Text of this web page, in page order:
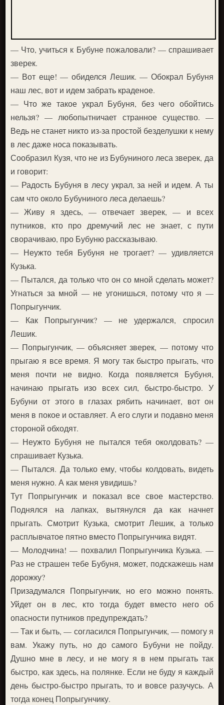
— Что, учиться к Бубуне пожаловали? — спрашивает
зверек.
— Вот еще! — обиделся Лешик. — Обокрал Бубуня
наш лес, вот и идем забрать краденое.
— Что же такое украл Бубуня, без чего обойтись
нельзя? — любопытничает странное существо. —
Ведь не станет никто из-за простой безделушки к нему
в лес даже носа показывать.
Сообразил Кузя, что не из Бубуниного леса зверек, да
и говорит:
— Радость Бубуня в лесу украл, за ней и идем. А ты
сам что около Бубуниного леса делаешь?
— Живу я здесь, — отвечает зверек, — и всех
путников, кто про дремучий лес не знает, с пути
сворачиваю, про Бубуню рассказываю.
— Неужто тебя Бубуня не трогает? — удивляется
Кузька.
— Пытался, да только что он со мной сделать может?
Угнаться за мной — не угонишься, потому что я —
Попрыгунчик.
— Как Попрыгунчик? — не удержался, спросил
Лешик.
— Попрыгунчик, — объясняет зверек, — потому что
прыгаю я все время. Я могу так быстро прыгать, что
меня почти не видно. Когда появляется Бубуня,
начинаю прыгать изо всех сил, быстро-быстро. У
Бубуни от этого в глазах рябить начинает, вот он
меня в покое и оставляет. А его слуги и подавно меня
стороной обходят.
— Неужто Бубуня не пытался тебя околдовать? —
спрашивает Кузька.
— Пытался. Да только ему, чтобы колдовать, видеть
меня нужно. А как меня увидишь?
Тут Попрыгунчик и показал все свое мастерство.
Поднялся на лапках, вытянулся да как начнет
прыгать. Смотрит Кузька, смотрит Лешик, а только
расплывчатое пятно вместо Попрыгунчика видят.
— Молодчина! — похвалил Попрыгунчика Кузька. —
Раз не страшен тебе Бубуня, может, подскажешь нам
дорожку?
Призадумался Попрыгунчик, но его можно понять.
Уйдет он в лес, кто тогда будет вместо него об
опасности путников предупреждать?
— Так и быть, — согласился Попрыгунчик, — помогу я
вам. Укажу путь, но до самого Бубуни не пойду.
Душно мне в лесу, и не могу я в нем прыгать так
быстро, как здесь, на полянке. Если не буду я каждый
день быстро-быстро прыгать, то и вовсе разучусь. А
тогда конец Попрыгунчику.